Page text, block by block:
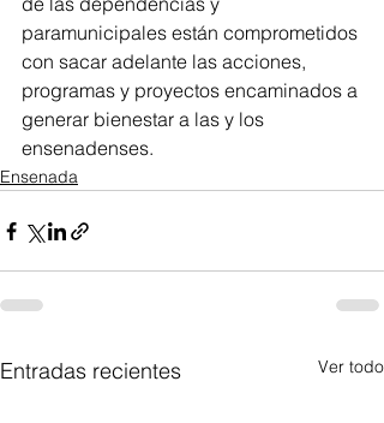
paramunicipales están comprometidos
con sacar adelante las acciones,
programas y proyectos encaminados a
generar bienestar a las y los
ensenadenses.
Ensenada
Entradas recientes Ver todo